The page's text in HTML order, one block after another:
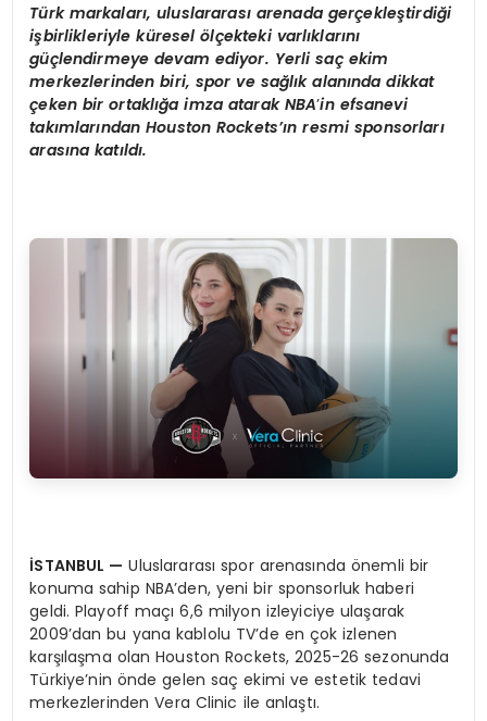
Türk markaları, uluslararası arenada gerçekleştirdiği
işbirlikleriyle küreselölçekteki varlıklarını
güçlendirmeye devam ediyor. Yerli saç ekim
merkezlerinden biri, spor ve sağlık alanında dikkat
çeken bir ortaklığa imza atarak NBA’in efsanevi
takımlarından Houston Rockets’ın resmi sponsorları
arasına katıldı.
İSTANBUL — Uluslararası spor arenasında önemli bir
konuma sahip NBA’den, yeni bir sponsorluk haberi
geldi. Playoff maçı 6,6 milyon izleyiciye ulaşarak
2009’dan bu yana kablolu TV’de en çok izlenen
karşılaşma olan Houston Rockets, 2025-26 sezonunda
Türkiye’nin önde gelen saç ekimi ve estetik tedavi
merkezlerinden Vera Clinic ile anlaştı.